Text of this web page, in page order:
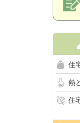
住
熱
住